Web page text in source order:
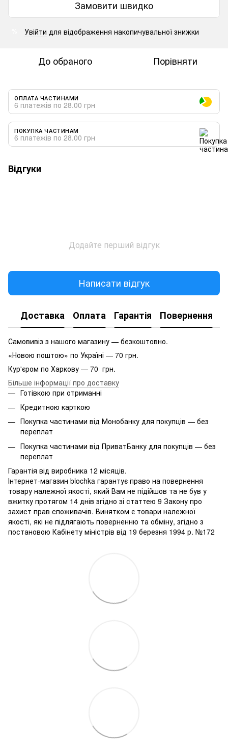
Замовити швидко
Увійти для відображення накопичувальної знижки
До обраного Порівняти
ОПЛАТА ЧАСТИНАМИ
6 платежів по 28.00 грн
ПОКУПКА ЧАСТИНАМ
6 платежів по 28.00 грн
Відгуки
Додайте перший відгук
Написати відгук
Доставка Оплата Гарантія Повернення
Самовивіз з нашого магазину — безкоштовно.
«Новою поштою» по Україні — 70 грн.
Кур'єром по Харкову — 70 грн.
Більше інформації про доставку
Готівкою при отриманні
Кредитною карткою
Покупка частинами від Монобанку для покупців — без
переплат
Покупка частинами від ПриватБанку для покупців — без
переплат
Гарантія від виробника 12 місяців.
Інтернет-магазин blochka гарантує право на повернення
товару належної якості, який Вам не підійшов та не був у
вжитку протягом 14 днів згідно зі статтею 9 Закону про
захист прав споживачів. Винятком є ​​товари належної
якості, які не підлягають поверненню та обміну, згідно з
постановою Кабінету міністрів від 19 березня 1994 р. №172